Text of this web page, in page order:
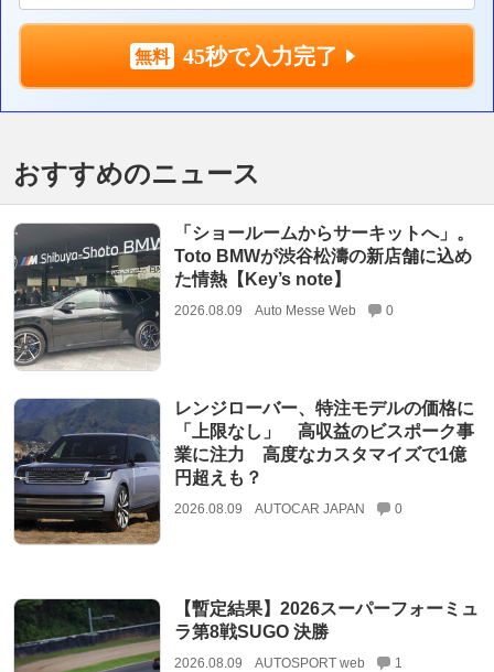
45秒で入力完了
おすすめのニュース
「ショールームからサーキットへ」。
Toto BMWが渋谷松濤の新店舗に込め
た情熱【Key’s note】
2026.08.09 Auto Messe Web 0
レンジローバー、特注モデルの価格に
「上限なし」 高収益のビスポーク事
業に注力 高度なカスタマイズで1億
円超えも？
2026.08.09 AUTOCAR JAPAN 0
【暫定結果】2026スーパーフォーミュ
ラ第8戦SUGO 決勝
2026.08.09 AUTOSPORT web 1